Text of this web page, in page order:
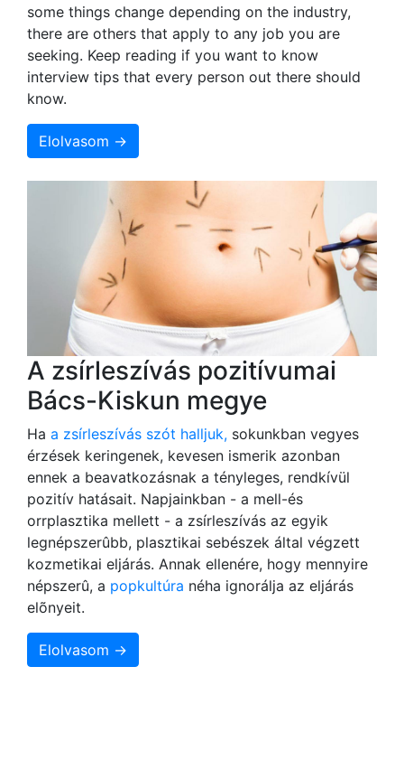
some things change depending on the industry,
there are others that apply to any job you are
seeking. Keep reading if you want to know
interview tips that every person out there should
know.
Elolvasom →
A zsírleszívás pozitívumai
Bács-Kiskun megye
Ha a zsírleszívás szót halljuk, sokunkban vegyes
érzések keringenek, kevesen ismerik azonban
ennek a beavatkozásnak a tényleges, rendkívül
pozitív hatásait. Napjainkban - a mell-és
orrplasztika mellett - a zsírleszívás az egyik
legnépszerûbb, plasztikai sebészek által végzett
kozmetikai eljárás. Annak ellenére, hogy mennyire
népszerû, a popkultúra néha ignorálja az eljárás
elõnyeit.
Elolvasom →